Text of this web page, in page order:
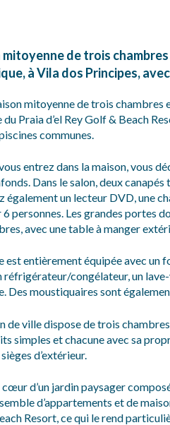
de trois
à Vila dos Principes,
mitoyenne de trois chambres
du Praia d’el Rey Golf & Beach
communes.
entrez dans la maison, vous
Dans le salon, deux
également un lecteur DVD, une
personnes. Les grandes portes
avec une table à manger
est entièrement équipée avec un
réfrigérateur/congélateur, un
Des moustiquaires sont
de ville dispose de trois
simples et chacune avec sa
d’extérieur.
d’un jardin paysager
d’appartements et de
Resort, ce qui le rend